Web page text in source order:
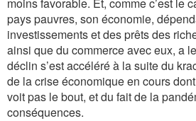
pays pauvres, son économie,
investissements et des prêts des
ainsi que du commerce avec eux, a
déclin s’est accéléré à la suite du
de la crise économique en cours
voit pas le bout, et du fait de la
conséquences.